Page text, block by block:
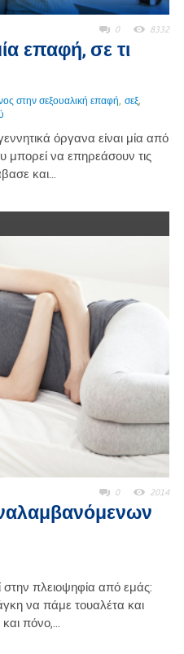
0 8332
επαφή, σε τι
στην σεξουαλική επαφή, σεξ,
όργανα είναι μία από
μπορεί να επηρεάσουν τις
και...
0 2014
στην πλειοψηφία από εμάς:
να πάμε τουαλέτα και
πόνο,...